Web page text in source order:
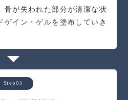
骨が失われた部分が清潔な状
ゲイン・ゲルを塗布していき
Step03